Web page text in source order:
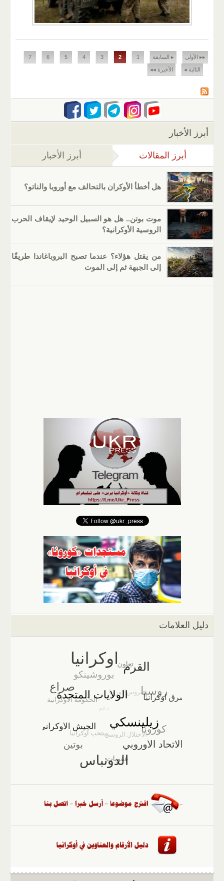
الصفحات
▸▸ الأولى ▸ السابقة 1
2
3
4
5
6
7
التالية ◂ الأخيرة ◂◂
أبرز الأخبار
أبرز المقالات (علامة التبويب النشطة)
أبرز الأخبار
هل أخطأ الأوكران بالتحالف مع أوروبا والناتو؟
موت بوتن.. هل هو السبيل الوحيد لإيقاف الحرب
الروسية الأوكرانية؟
من يقتل هؤلاء؟ عندما تصبح البروباغاندا طريقًا
إلى الجبهة ثم إلى الموت
دليل العلامات